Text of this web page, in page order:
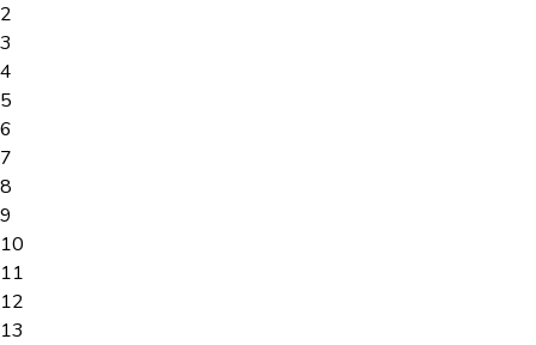
2
3
4
5
6
7
8
9
10
11
12
13